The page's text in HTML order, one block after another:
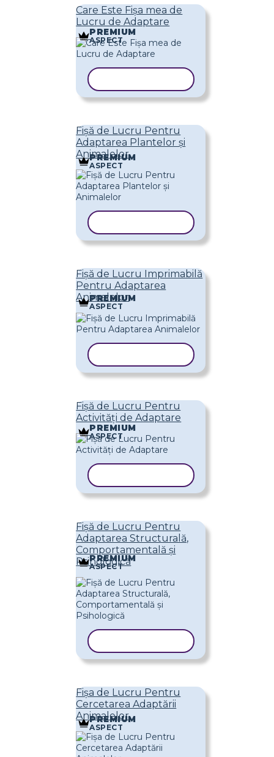
Care Este Fișa mea de
Lucru de Adaptare
PREMIUM
ASPECT
Fișă de Lucru Pentru
Adaptarea Plantelor și
Animalelor
PREMIUM
ASPECT
Fișă de Lucru Imprimabilă
Pentru Adaptarea
Animalelor
PREMIUM
ASPECT
Fișă de Lucru Pentru
Activități de Adaptare
PREMIUM
ASPECT
Fișă de Lucru Pentru
Adaptarea Structurală,
Comportamentală și
Psihologică
PREMIUM
ASPECT
Fișa de Lucru Pentru
Cercetarea Adaptării
Animalelor
PREMIUM
ASPECT